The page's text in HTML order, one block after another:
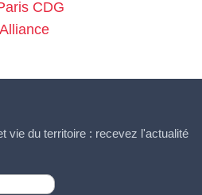
vie du territoire : recevez l'actualité